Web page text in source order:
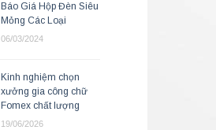
Báo Giá Hộp Đèn Siêu
Mỏng Các Loại
06/03/2024
Kinh nghiệm chọn
xưởng gia công chữ
Fomex chất lượng
19/06/2026